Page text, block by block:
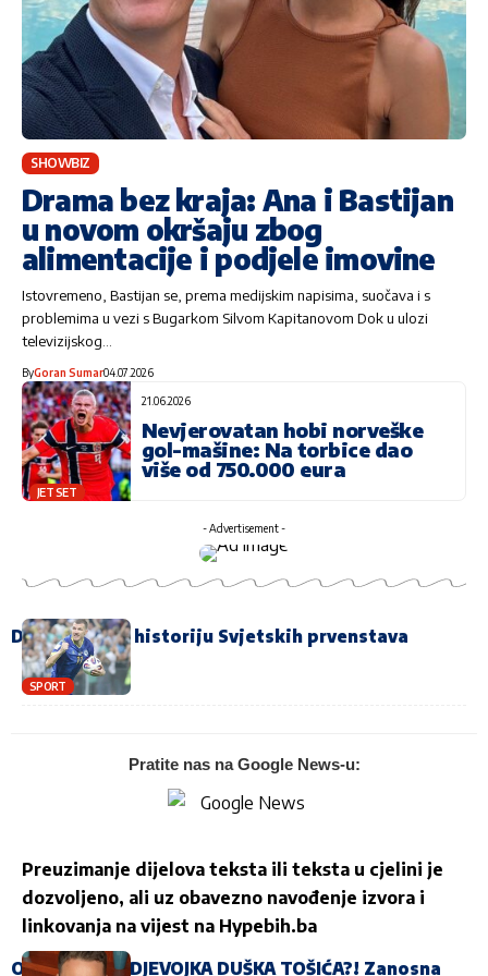
SHOWBIZ
Drama bez kraja: Ana i Bastijan
u novom okršaju zbog
alimentacije i podjele imovine
Istovremeno, Bastijan se, prema medijskim napisima, suočava i s
problemima u vezi s Bugarkom Silvom Kapitanovom Dok u ulozi
televizijskog…
ByGoran Sumar04.07.2026
21.06.2026
Nevjerovatan hobi norveške
gol-mašine: Na torbice dao
više od 750.000 eura
JET SET
- Advertisement -
SPORT
Džeko ulazi u historiju Svjetskih prvenstava
Pratite nas na Google News-u:
Preuzimanje dijelova teksta ili teksta u cjelini je
dozvoljeno, ali uz obavezno navođenje izvora i
linkovanja na vijest na Hypebih.ba
OVO JE NOVA DJEVOJKA DUŠKA TOŠIĆA?! Zanosna